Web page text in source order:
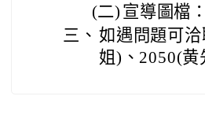
(二) 宣導圖檔
三、 如遇問題可
姐)、2050(黄